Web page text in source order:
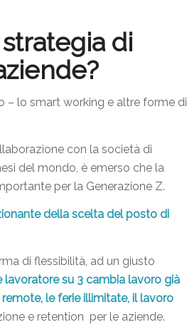
di
– lo smart working e altre forme di
con la società di
del mondo, è emerso che la
per la Generazione Z.
della scelta del posto di
di flessibilità, ad un giusto
lavoratore su 3 cambia lavoro già
le ferie illimitate, il lavoro
e retention per le aziende.